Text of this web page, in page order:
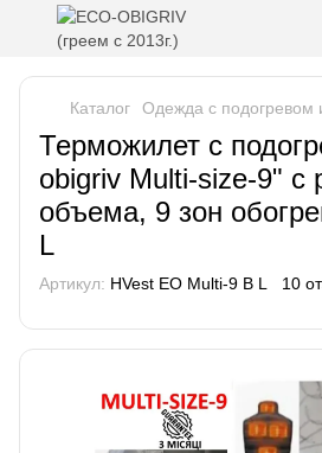
Каталог Одежда с подогревом
Терможилет с
obigriv Multi-size-9" с
объема, 9 зон
L
Артикул: HVest EO Multi-9 B L 10